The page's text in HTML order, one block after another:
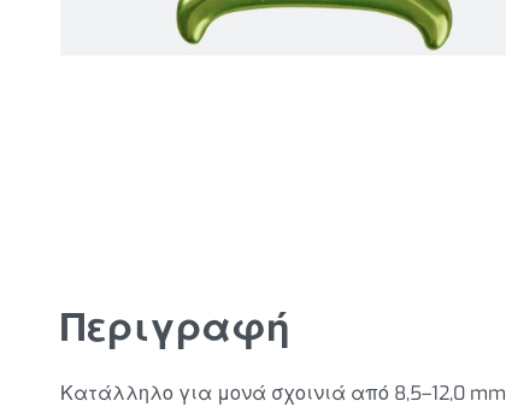
Περιγραφή
Κατάλληλο για μονά σχοινιά από 8,5–12,0 mm